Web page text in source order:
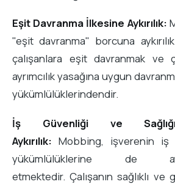
Eşit Davranma İlkesine Aykırılık:
"eşit davranma" borcuna
çalışanlara eşit davranmak ve
ayrımcılık yasağına uygun
yükümlülüklerindendir.
İş Güvenliği ve
Aykırılık: Mobbing, işverenin
yükümlülüklerine de
etmektedir. Çalışanın sağlıklı ve